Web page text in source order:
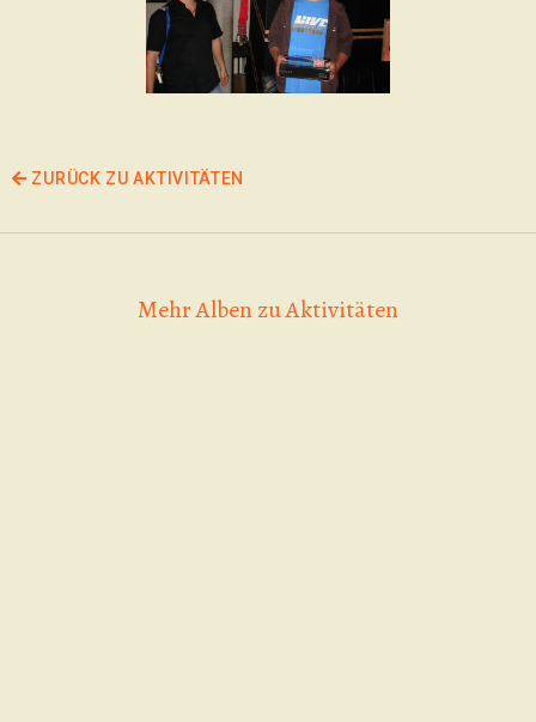
ZURÜCK ZU AKTIVITÄTEN
Mehr Alben zu Aktivitäten